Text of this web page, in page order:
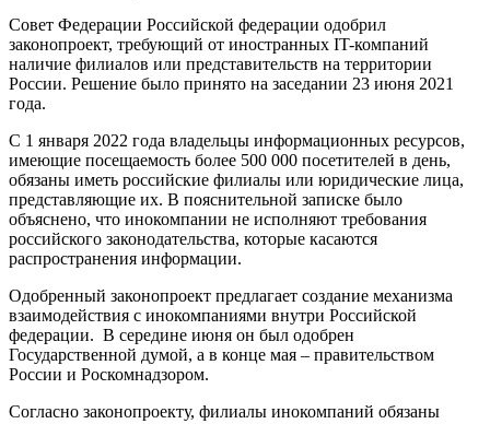
Совет Федерации Российской федерации одобрил
законопроект, требующий от иностранных IT-компаний
наличие филиалов или представительств на территории
России. Решение было принято на заседании 23 июня 2021
года.
С 1 января 2022 года владельцы информационных ресурсов,
имеющие посещаемость более 500 000 посетителей в день,
обязаны иметь российские филиалы или юридические лица,
представляющие их. В пояснительной записке было
объяснено, что инокомпании не исполняют требования
российского законодательства, которые касаются
распространения информации.
Одобренный законопроект предлагает создание механизма
взаимодействия с инокомпаниями внутри Российской
федерации. В середине июня он был одобрен
Государственной думой, а в конце мая – правительством
России и Роскомнадзором.
Согласно законопроекту, филиалы инокомпаний обязаны